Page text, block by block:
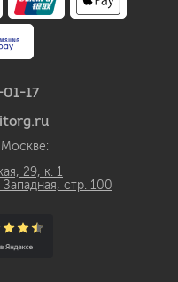
01-17
29, к. 1
стр. 100